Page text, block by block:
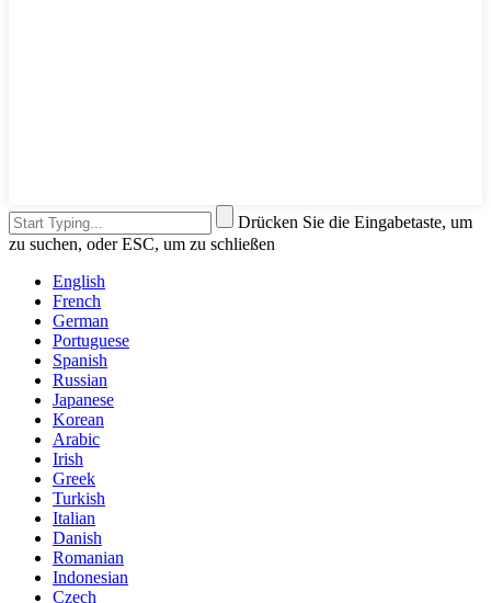
Drücken Sie die Eingabetaste, um
zu suchen, oder ESC, um zu schließen
English
French
German
Portuguese
Spanish
Russian
Japanese
Korean
Arabic
Irish
Greek
Turkish
Italian
Danish
Romanian
Indonesian
Czech